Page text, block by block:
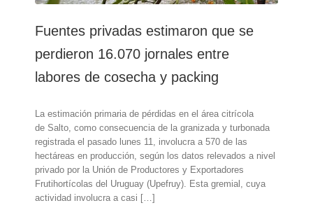
Fuentes privadas estimaron que se
perdieron 16.070 jornales entre
labores de cosecha y packing
La estimación primaria de pérdidas en el área citrícola
de Salto, como consecuencia de la granizada y turbonada
registrada el pasado lunes 11, involucra a 570 de las
hectáreas en producción, según los datos relevados a nivel
privado por la Unión de Productores y Exportadores
Frutihortícolas del Uruguay (Upefruy). Esta gremial, cuya
actividad involucra a casi […]